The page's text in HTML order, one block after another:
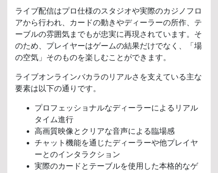
ライブ配信はプロ仕様のスタジオや実際のカジノフロ
アから行われ、カードの動きやディーラーの所作、テ
ーブルの雰囲気までもが忠実に再現されています。そ
のため、プレイヤーはゲームの結果だけでなく、「場
の空気」そのものを楽しむことができます。
ライブオンラインバカラのリアルさを支えている主な
要素は以下の通りです。
プロフェッショナルなディーラーによるリアル
タイム進行
高画質映像とクリアな音声による臨場感
チャット機能を通じたディーラーや他プレイヤ
ーとのインタラクション
実際のカードとテーブルを使用した本格的なゲ